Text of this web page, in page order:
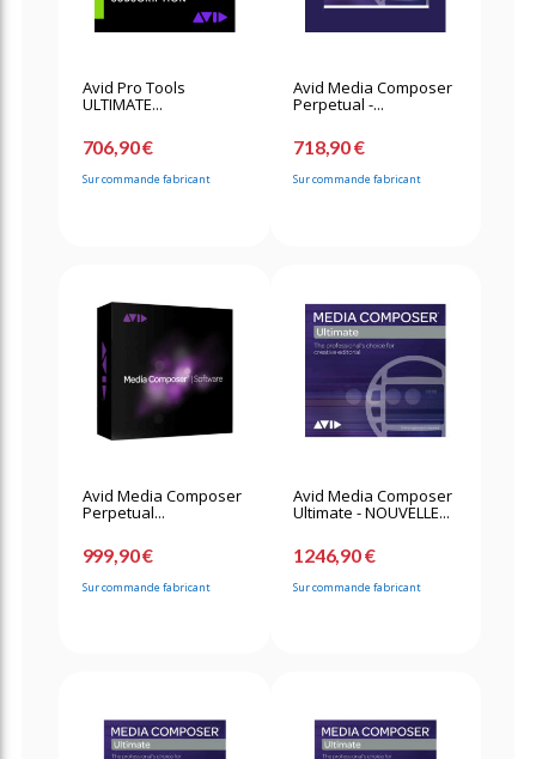
Avid Pro Tools
ULTIMATE...
706,90 €
Sur commande fabricant
Avid Media Composer
Perpetual -...
718,90 €
Sur commande fabricant
Avid Media Composer
Perpetual...
999,90 €
Sur commande fabricant
Avid Media Composer
Ultimate - NOUVELLE...
1246,90 €
Sur commande fabricant